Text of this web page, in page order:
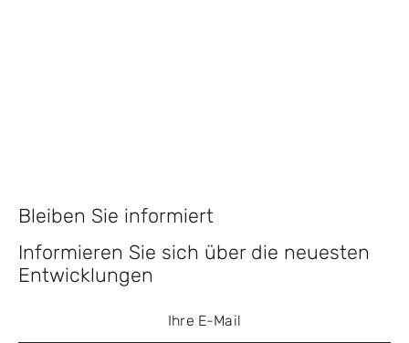
Bleiben Sie informiert
Informieren Sie sich über die neuesten
Entwicklungen